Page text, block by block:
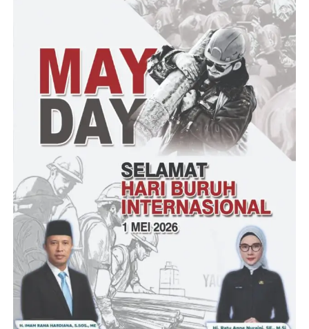
Ir. H. Agus M. Tauchid S, M.Si. Kepala Dinas
Pertanian Provinsi Banten menambahkan,”Saya
mengapresiasi kepada para putra Banten yang
menawarkan kepada kami varietas padi merah pulen
yang menjadi unggulan menjadi beras orgaik,”
“Kami dari dinas Pertanian akan mengawal varietas ini
baik secara asal muasal benih beras merah pulen , gen
yang nantinya akan kami rilis unggul. Lokal, Nasional
yang dapat diandalkan,” tuturnya
“Dimana untuk pemasangan beras merah pulen ini
sangat diminati khususnya pada segmen orang yang
ingin sehat,”tutupnya
Romli – Red G